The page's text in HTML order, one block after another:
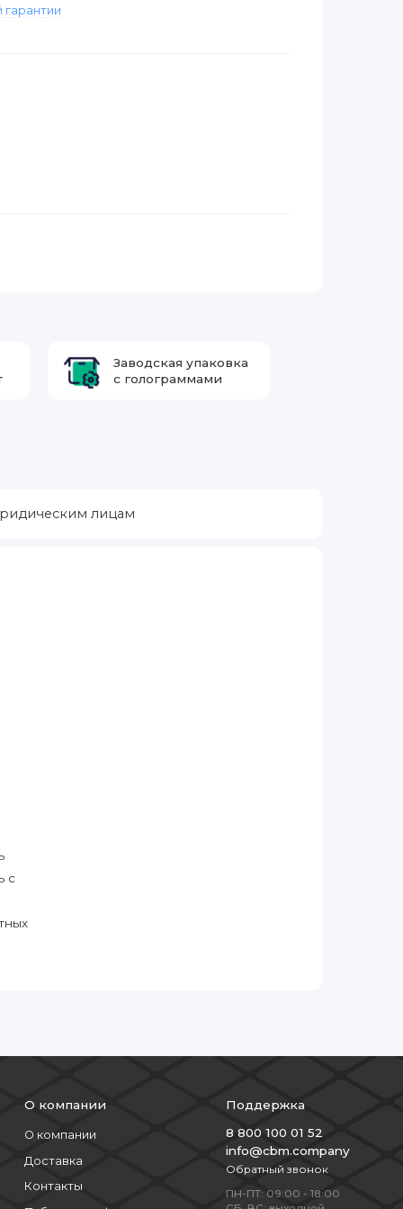
Заводская упаковка
с голограммами
лицам
с
О компании
О компании
Доставка
Контакты
Поддержка
8 800 100 01 52
info@cbm.company
Обратный звонок
ПН-ПТ: 09:00 - 18:00